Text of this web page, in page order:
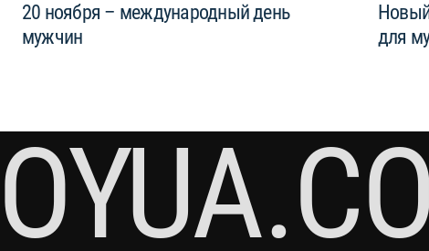
20 ноября – международный день
мужчин
для